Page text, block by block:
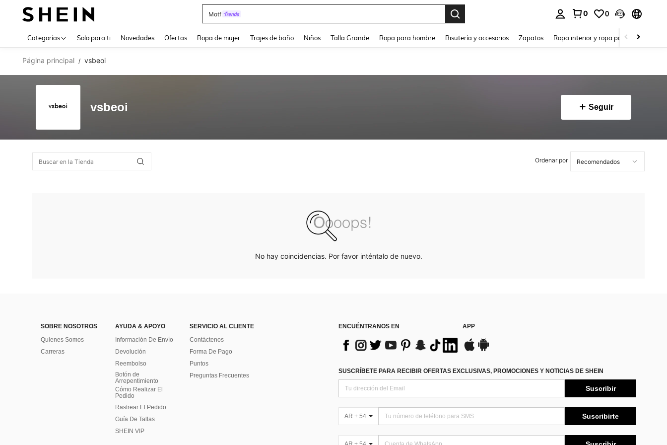
Motf
0 0
Categorías Solo para ti Novedades Ofertas Ropa de mujer Trajes de baño Niños Talla Grande Ropa para hombre Bisutería y accesorios Zapatos Ropa interior y ropa para dormir
Página principal / vsbeoi
vsbeoi Seguir
Ordenar por
No hay coincidencias. Por favor inténtalo de nuevo.
SOBRE NOSOTROS
Quienes Somos
Carreras
AYUDA & APOYO
Información De Envío
Devolución
Reembolso
Botón de
Arrepentimiento
Cómo Realizar El
Pedido
Rastrear El Pedido
Guía De Tallas
SHEIN VIP
SERVICIO AL CLIENTE
Contáctenos
Forma De Pago
Puntos
Preguntas Frecuentes
ENCUÉNTRANOS EN APP
SUSCRÍBETE PARA RECIBIR OFERTAS EXCLUSIVAS, PROMOCIONES Y NOTICIAS DE SHEIN
Suscribir
AR + 54 Suscribirte